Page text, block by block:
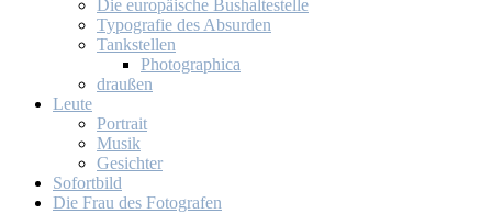
Die eu­ro­päi­sche Bus­hal­te­stel­le
Ty­po­gra­fie des Ab­sur­den
Tank­stel­len
Pho­to­gra­phi­ca
drau­ßen
Leu­te
Por­trait
Mu­sik
Ge­sich­ter
So­fort­bild
Die Frau des Fo­to­gra­fen